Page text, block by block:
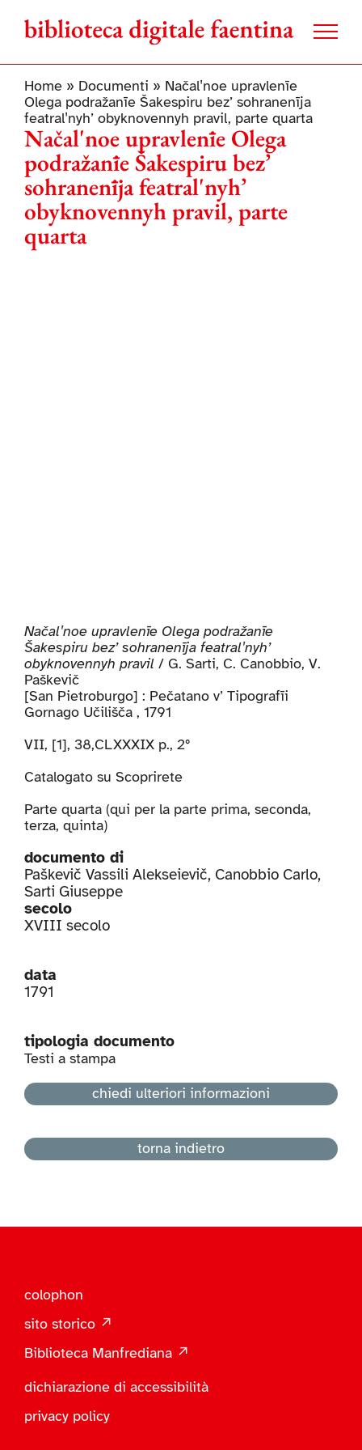
contenuto
Home» Documenti » Načalʹnoe upravlenīe
Olega podražanīe Šakespiru bez’ sohranenīja
featralʹnyh’ obyknovennyh pravil, parte quarta
Načalʹnoe upravlenīe Olega
podražanīe Šakespiru bez’
sohranenīja featralʹnyh’
obyknovennyh pravil, parte
quarta
Načalʹnoe upravlenīe Olega podražanīe
Šakespiru bez’ sohranenīja featralʹnyh’
obyknovennyh pravil/ G. Sarti, C. Canobbio, V.
Paškevič
[San Pietroburgo] : Pečatano v’ Tipografīi
Gornago Učilišča , 1791
VII, [1], 38,CLXXXIX p., 2°
Catalogato su Scoprirete
Parte quarta (qui per la parte prima, seconda,
terza, quinta)
documento di
Paškevič Vassili Alekseievič, Canobbio Carlo,
Sarti Giuseppe
secolo
XVIII secolo
data
1791
tipologia documento
Testi a stampa
chiedi ulteriori informazioni
torna indietro
colophon
sito storico ↗
Biblioteca Manfrediana ↗
dichiarazione di accessibilità
privacy policy